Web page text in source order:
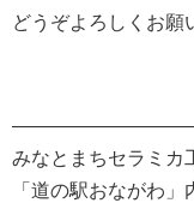
どうぞよろしくお願
みなとまちセラミカ
「道の駅おながわ」